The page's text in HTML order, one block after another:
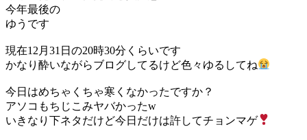
今年最後の
ゆうです
現在12月31日の20時30分くらいです
かなり酔いながらブログしてるけど色々ゆるしてね
今日はめちゃくちゃ寒くなかったですか？
アソコもちじこみヤバかったw
いきなり下ネタだけど今日だけは許してチョンマゲ